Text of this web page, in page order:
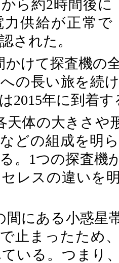
ら約2時間後に
力供給が正常で
された。
かけて探査機の
の長い旅を続
2015年に到着
天体の大きさや
どの組成を明
。1つの探査機
レスの違いを
間にある小惑星
止まったため
いる。つまり